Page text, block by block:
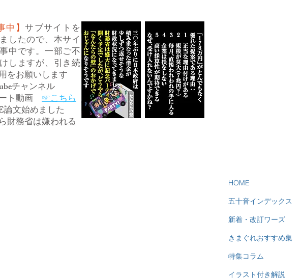
中】サブサイトを
したので、本サイ
中です。一部ご不
しますが、引き続
をお願いします
チャンネル
ト動画 ☞こちら
文始めました
財務省は嫌われる
HOME
五十音インデックス
新着・改訂ワーズ
きまぐれおすすめ集
特集コラム
イラスト付き解説